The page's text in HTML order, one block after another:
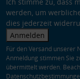
werden, um
dies jederzeit
Anmelden
Für den Versand
Anmeldung stimmen Sie
übermittelt werden.